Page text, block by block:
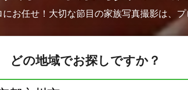
お任せ！大切な節目の家族写真撮影は、プ
どの地域でお探しですか？